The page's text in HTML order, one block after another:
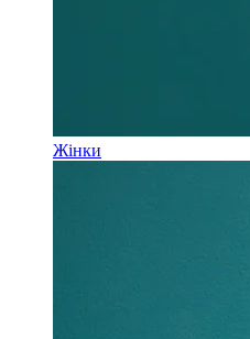
Жінки